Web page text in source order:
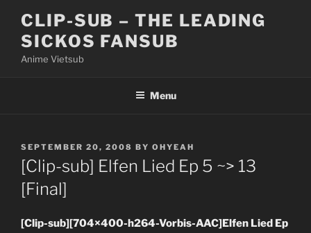
content
CLIP-SUB – THE LEADING
SICKOS FANSUB
Anime Vietsub
Menu
POSTED
ON
SEPTEMBER 20, 2008 BY OHYEAH
[Clip-sub] Elfen Lied Ep 5 ~> 13
[Final]
[Clip-sub][704×400-h264-Vorbis-AAC]Elfen Lied Ep